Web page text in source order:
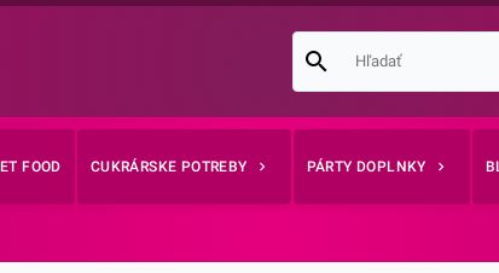
FOOD CUKRÁRSKE POTREBY PÁRTY DOPLNKY